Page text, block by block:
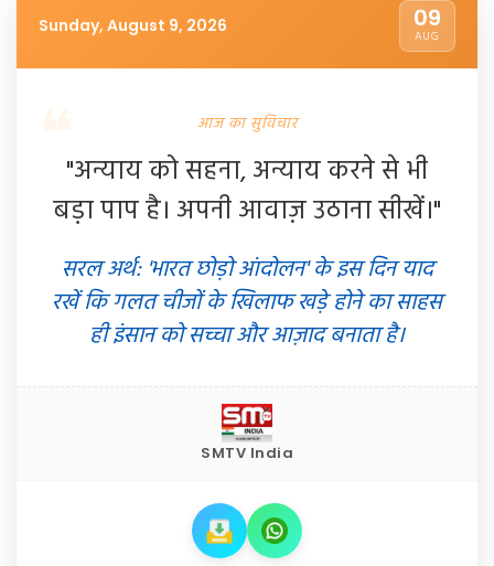
Sunday, August 9, 2026 09
AUG
आज का सुविचार
"अन्याय को सहना, अन्याय करने से भी
बड़ा पाप है। अपनी आवाज़ उठाना सीखें।"
सरल अर्थ: 'भारत छोड़ो आंदोलन' के इस दिन याद
रखें कि गलत चीजों के खिलाफ खड़े होने का साहस
ही इंसान को सच्चा और आज़ाद बनाता है।
SMTV India